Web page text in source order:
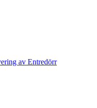
av Entredörr